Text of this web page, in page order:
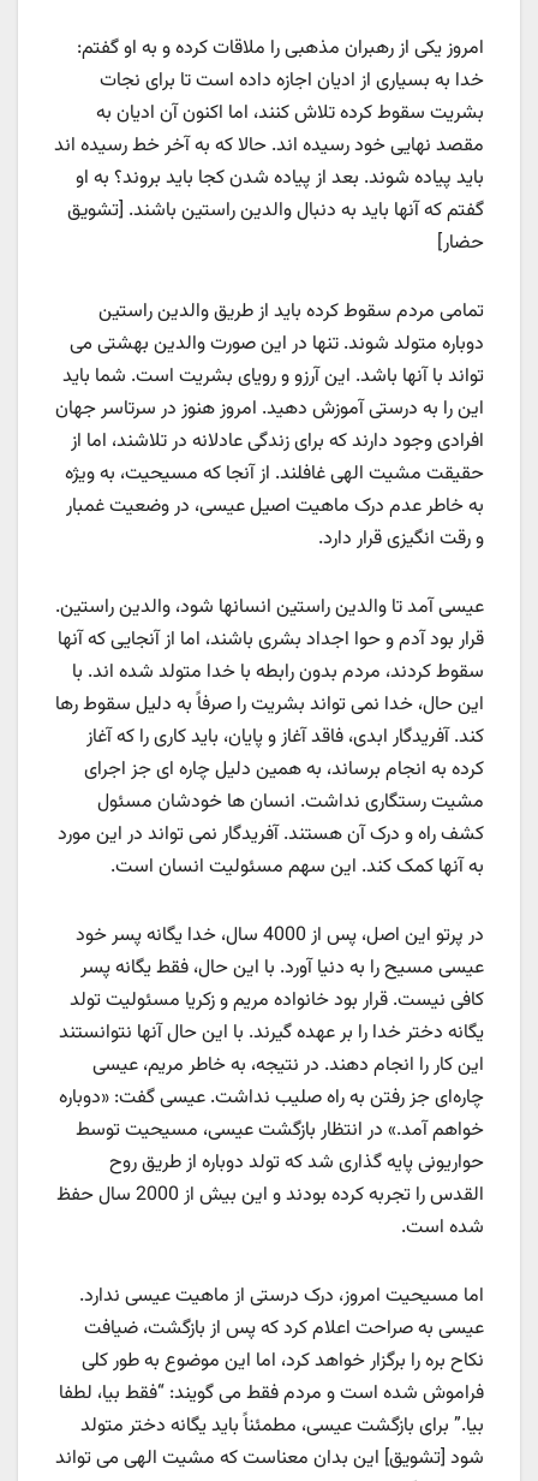
امروز یکی از رهبران مذهبی را ملاقات کرده و به او گفتم:
خدا ​​به بسیاری از ادیان اجازه داده است تا برای نجات
بشریت سقوط کرده تلاش کنند، اما اکنون آن ادیان به
مقصد نهایی خود رسیده اند. حالا که به آخر خط رسیده اند
باید پیاده شوند. بعد از پیاده شدن کجا باید بروند؟ به او
گفتم که آنها باید به دنبال والدین راستین باشند. [تشویق
حضار]
تمامی مردم سقوط کرده باید از طریق والدین راستین
دوباره متولد شوند. تنها در این صورت والدین بهشتی می
تواند با آنها باشد. این آرزو و رویای بشریت است. شما باید
این را به درستی آموزش دهید. امروز هنوز در سرتاسر جهان
افرادی وجود دارند که برای زندگی عادلانه در تلاشند، اما از
حقیقت مشیت الهی غافلند. از آنجا که مسیحیت، به ویژه
به خاطر عدم درک ماهیت اصیل عیسی، در وضعیت غمبار
و رقت انگیزی قرار دارد.
عیسی آمد تا والدین راستین انسانها شود، والدین راستین.
قرار بود آدم و حوا اجداد بشری باشند، اما از آنجایی که آنها
سقوط کردند، مردم بدون رابطه با خدا متولد شده اند. با
این حال، خدا نمی تواند بشریت را صرفاً به دلیل سقوط رها
کند. آفریدگار ابدی، فاقد آغاز و پایان، باید کاری را که آغاز
کرده به انجام برساند، به همین دلیل چاره ای جز اجرای
مشیت رستگاری نداشت. انسان ها خودشان مسئول
کشف راه و درک آن هستند. آفریدگار نمی تواند در این مورد
به آنها کمک کند. این سهم مسئولیت انسان است.
در پرتو این اصل، پس از 4000 سال، خدا یگانه پسر خود
عیسی مسیح را به دنیا آورد. با این حال، فقط یگانه پسر
کافی نیست. قرار بود خانواده مریم و زکریا مسئولیت تولد
یگانه دختر خدا را بر عهده گیرند. با این حال آنها نتوانستند
این کار را انجام دهند. در نتیجه، به خاطر مریم، عیسی
چاره‌ای جز رفتن به راه صلیب نداشت. عیسی گفت: «دوباره
خواهم آمد.» در انتظار بازگشت عیسی، مسیحیت توسط
حواریونی پایه گذاری شد که تولد دوباره از طریق روح
القدس را تجربه کرده بودند و این بیش از 2000 سال حفظ
شده است.
اما مسیحیت امروز، درک درستی از ماهیت عیسی ندارد.
عیسی به صراحت اعلام کرد که پس از بازگشت، ضیافت
نکاح بره را برگزار خواهد کرد، اما این موضوع به طور کلی
فراموش شده است و مردم فقط می گویند: “فقط بیا، لطفا
بیا.” برای بازگشت عیسی، مطمئناً باید یگانه دختر متولد
شود [تشویق] این بدان معناست که مشیت الهی ​​می تواند